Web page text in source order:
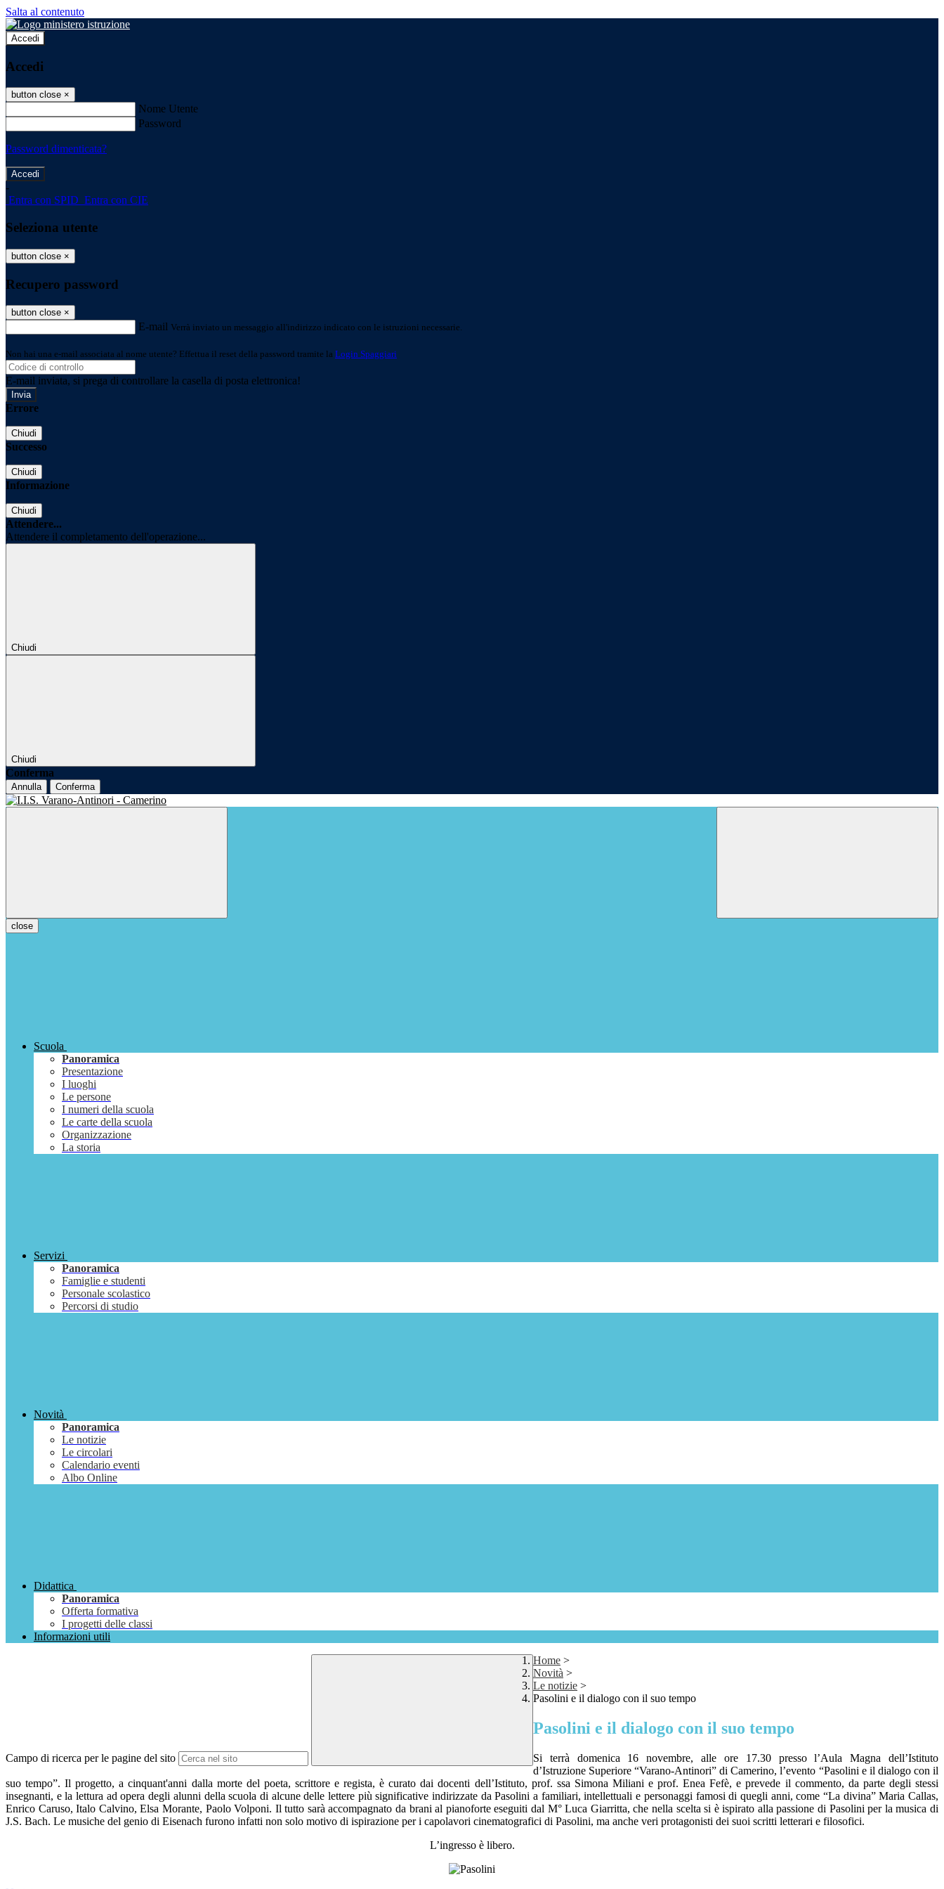
Salta al contenuto
Accedi
Accedi
button close ×
Nome Utente
Password
Password dimenticata?
-
Entra con SPID Entra con CIE
Seleziona utente
button close ×
Recupero password
button close ×
E-mail Verrà inviato un messaggio all'indirizzo indicato con le istruzioni necessarie.
Non hai una e-mail associata al nome utente? Effettua il reset della password tramite la Login Spaggiari
E-mail inviata, si prega di controllare la casella di posta elettronica!
Errore
Chiudi
Successo
Chiudi
Informazione
Chiudi
Attendere...
Attendere il completamento dell'operazione...
Chiudi
Chiudi
Conferma
Annulla Conferma
close
Scuola
Panoramica
Presentazione
I luoghi
Le persone
I numeri della scuola
Le carte della scuola
Organizzazione
La storia
Servizi
Panoramica
Famiglie e studenti
Personale scolastico
Percorsi di studio
Novità
Panoramica
Le notizie
Le circolari
Calendario eventi
Albo Online
Didattica
Panoramica
Offerta formativa
I progetti delle classi
Informazioni utili
Campo di ricerca per le pagine del sito
Home >
Novità >
Le notizie >
Pasolini e il dialogo con il suo tempo
Pasolini e il dialogo con il suo tempo
Si terrà domenica 16 novembre, alle ore 17.30 presso l’Aula Magna dell’Istituto
d’Istruzione Superiore “Varano-Antinori” di Camerino, l’evento “Pasolini e il dialogo con il
suo tempo”. Il progetto, a cinquant'anni dalla morte del poeta, scrittore e regista, è curato dai docenti dell’Istituto, prof. ssa Simona Miliani e prof. Enea Fefè, e prevede il commento, da parte degli stessi
insegnanti, e la lettura ad opera degli alunni della scuola di alcune delle lettere più significative indirizzate da Pasolini a familiari, intellettuali e personaggi famosi di quegli anni, come “La divina” Maria Callas,
Enrico Caruso, Italo Calvino, Elsa Morante, Paolo Volponi. Il tutto sarà accompagnato da brani al pianoforte eseguiti dal M° Luca Giarritta, che nella scelta si è ispirato alla passione di Pasolini per la musica di
J.S. Bach. Le musiche del genio di Eisenach furono infatti non solo motivo di ispirazione per i capolavori cinematografici di Pasolini, ma anche veri protagonisti dei suoi scritti letterari e filosofici.
L’ingresso è libero.